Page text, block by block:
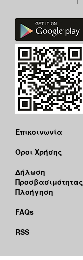
Επικοινωνία
Όροι Χρήσης
Δήλωση
Προσβασιμότητας
Πλοήγηση
FAQs
RSS